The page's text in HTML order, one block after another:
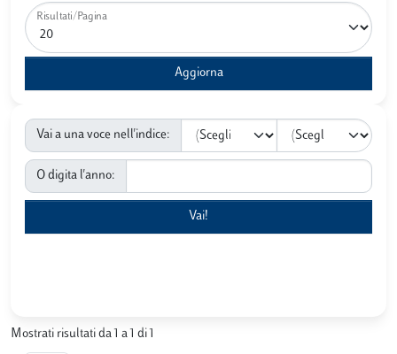
Risultati/Pagina
Vai a una voce nell'indice:
O digita l'anno:
Mostrati risultati da 1 a 1 di 1